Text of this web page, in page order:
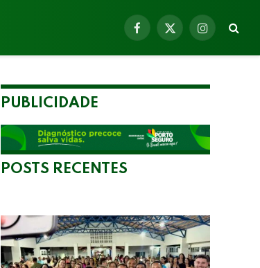
Facebook
X
Instagram
PUBLICIDADE
POSTS RECENTES